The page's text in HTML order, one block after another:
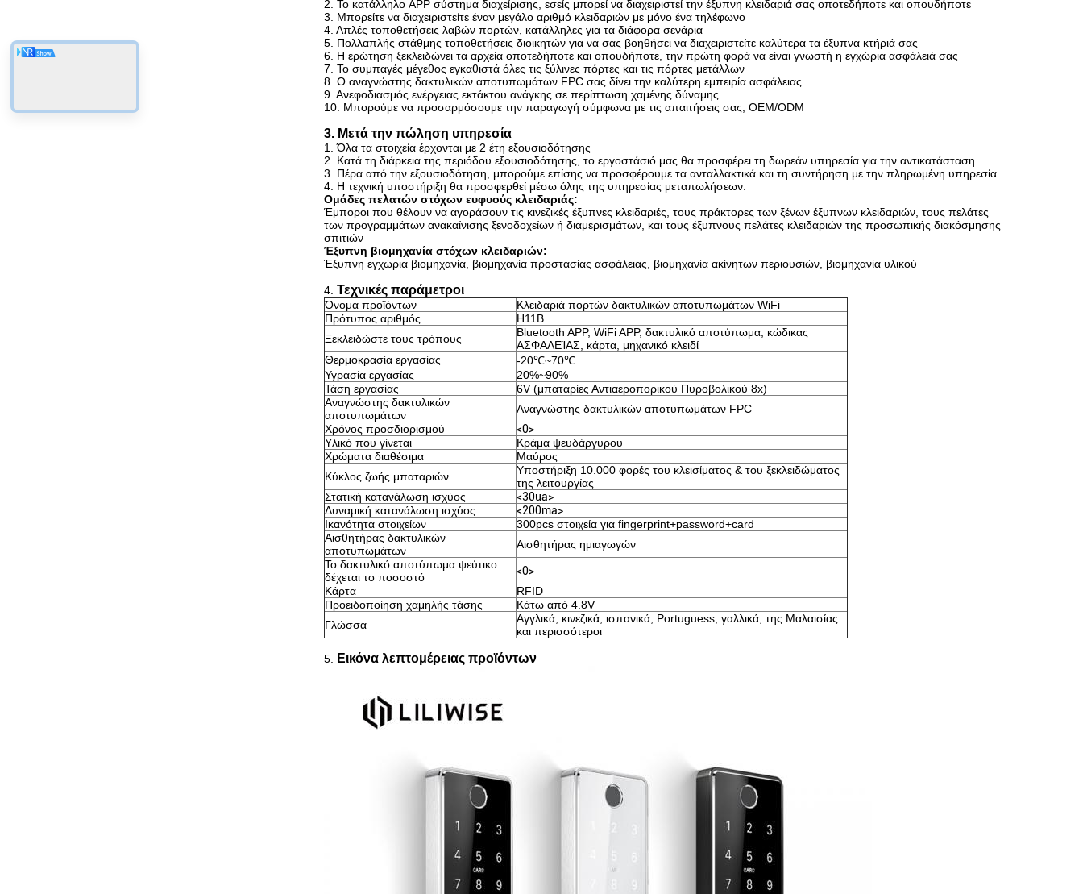
2. Το κατάλληλο APP σύστημα διαχείρισης, εσείς μπορεί να διαχειριστεί την έξυπνη κλειδαριά σας οποτεδήποτε και οπουδήποτε
3. Μπορείτε να διαχειριστείτε έναν μεγάλο αριθμό κλειδαριών με μόνο ένα τηλέφωνο
4. Απλές τοποθετήσεις λαβών πορτών, κατάλληλες για τα διάφορα σενάρια
5. Πολλαπλής στάθμης τοποθετήσεις διοικητών για να σας βοηθήσει να διαχειριστείτε καλύτερα τα έξυπνα κτήριά σας
6. Η ερώτηση ξεκλειδώνει τα αρχεία οποτεδήποτε και οπουδήποτε, την πρώτη φορά να είναι γνωστή η εγχώρια ασφάλειά σας
7. Το συμπαγές μέγεθος εγκαθιστά όλες τις ξύλινες πόρτες και τις πόρτες μετάλλων
8. Ο αναγνώστης δακτυλικών αποτυπωμάτων FPC σας δίνει την καλύτερη εμπειρία ασφάλειας
9. Ανεφοδιασμός ενέργειας εκτάκτου ανάγκης σε περίπτωση χαμένης δύναμης
10. Μπορούμε να προσαρμόσουμε την παραγωγή σύμφωνα με τις απαιτήσεις σας, OEM/ODM
3. Μετά την πώληση υπηρεσία
1. Όλα τα στοιχεία έρχονται με 2 έτη εξουσιοδότησης
2. Κατά τη διάρκεια της περιόδου εξουσιοδότησης, το εργοστάσιό μας θα προσφέρει τη δωρεάν υπηρεσία για την αντικατάσταση
3. Πέρα από την εξουσιοδότηση, μπορούμε επίσης να προσφέρουμε τα ανταλλακτικά και τη συντήρηση με την πληρωμένη υπηρεσία
4. Η τεχνική υποστήριξη θα προσφερθεί μέσω όλης της υπηρεσίας μεταπωλήσεων.
Ομάδες πελατών στόχων ευφυούς κλειδαριάς:
Έμποροι που θέλουν να αγοράσουν τις κινεζικές έξυπνες κλειδαριές, τους πράκτορες των ξένων έξυπνων κλειδαριών, τους πελάτες
των προγραμμάτων ανακαίνισης ξενοδοχείων ή διαμερισμάτων, και τους έξυπνους πελάτες κλειδαριών της προσωπικής διακόσμησης
σπιτιών
Έξυπνη βιομηχανία στόχων κλειδαριών:
Έξυπνη εγχώρια βιομηχανία, βιομηχανία προστασίας ασφάλειας, βιομηχανία ακίνητων περιουσιών, βιομηχανία υλικού
4. Τεχνικές παράμετροι
Όνομα προϊόντων
Κλειδαριά πορτών δακτυλικών αποτυπωμάτων WiFi
Πρότυπος αριθμός
H11B
Ξεκλειδώστε τους τρόπους
Bluetooth APP, WiFi APP, δακτυλικό αποτύπωμα, κώδικας
ΑΣΦΑΛΕΊΑΣ, κάρτα, μηχανικό κλειδί
Θερμοκρασία εργασίας
-20℃~70℃
Υγρασία εργασίας
20%~90%
Τάση εργασίας
6V (μπαταρίες Αντιαεροπορικού Πυροβολικού 8x)
Αναγνώστης δακτυλικών
αποτυπωμάτων
Αναγνώστης δακτυλικών αποτυπωμάτων FPC
Χρόνος προσδιορισμού
<0>
Υλικό που γίνεται
Κράμα ψευδάργυρου
Χρώματα διαθέσιμα
Μαύρος
Κύκλος ζωής μπαταριών
Υποστήριξη 10.000 φορές του κλεισίματος & του ξεκλειδώματος
της λειτουργίας
Στατική κατανάλωση ισχύος
<30ua>
Δυναμική κατανάλωση ισχύος
<200ma>
Ικανότητα στοιχείων
300pcs στοιχεία για fingerprint+password+card
Αισθητήρας δακτυλικών
αποτυπωμάτων
Αισθητήρας ημιαγωγών
Το δακτυλικό αποτύπωμα ψεύτικο
δέχεται το ποσοστό
<0>
Κάρτα
RFID
Προειδοποίηση χαμηλής τάσης
Κάτω από 4.8V
Γλώσσα
Αγγλικά, κινεζικά, ισπανικά, Portuguess, γαλλικά, της Μαλαισίας
και περισσότεροι
5. Εικόνα λεπτομέρειας προϊόντων
Αφήστε ένα μήνυμα Θα σας καλέσουμε
σύντομα!